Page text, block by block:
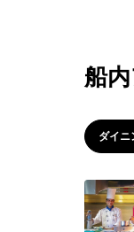
船
ダイニ